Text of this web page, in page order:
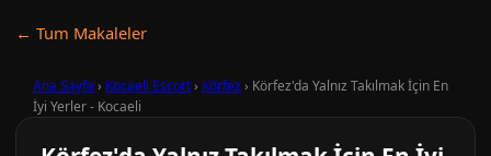
← Tum Makaleler
Ana Sayfa › Kocaeli Escort› Körfez› Körfez'da Yalnız Takılmak İçin En
İyi Yerler - Kocaeli